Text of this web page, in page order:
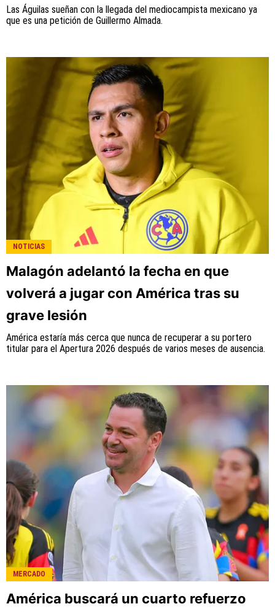
Las Águilas sueñan con la llegada del mediocampista mexicano ya
que es una petición de Guillermo Almada.
NOTICIAS
Malagón adelantó la fecha en que
volverá a jugar con América tras su
grave lesión
América estaría más cerca que nunca de recuperar a su portero
titular para el Apertura 2026 después de varios meses de ausencia.
MERCADO
América buscará un cuarto refuerzo